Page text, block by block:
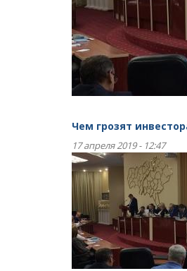
Чем грозят
17 апреля 2019 - 12:47